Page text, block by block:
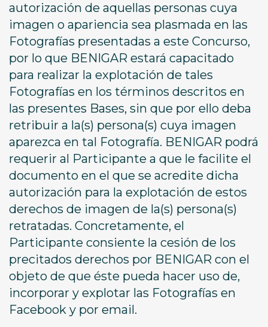
autorización de aquellas personas cuya
imagen o apariencia sea plasmada en las
Fotografías presentadas a este Concurso,
por lo que BENIGAR estará capacitado
para realizar la explotación de tales
Fotografías en los términos descritos en
las presentes Bases, sin que por ello deba
retribuir a la(s) persona(s) cuya imagen
aparezca en tal Fotografía. BENIGAR podrá
requerir al Participante a que le facilite el
documento en el que se acredite dicha
autorización para la explotación de estos
derechos de imagen de la(s) persona(s)
retratadas. Concretamente, el
Participante consiente la cesión de los
precitados derechos por BENIGAR con el
objeto de que éste pueda hacer uso de,
incorporar y explotar las Fotografías en
Facebook y por email.